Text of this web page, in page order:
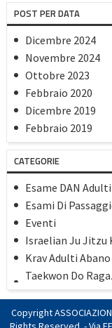
POST PER DATA
Dicembre 2024
Novembre 2024
Ottobre 2023
Febbraio 2020
Dicembre 2019
Febbraio 2019
Gennaio 2019
Dicembre 2018
Settembre 2018
Maggio 2018
Aprile 2018
Marzo 2018
Gennaio 2018
Novembre 2017
Agosto 2017
Luglio 2017
Giugno 2017
CATEGORIE
Esame DAN
Esami Di
Eventi
Israelian Ju Jitzu
Krav Adulti
Taekwon Do
(Archivio)
TaekwonDo
TaekwonDo/Kick
Copyright